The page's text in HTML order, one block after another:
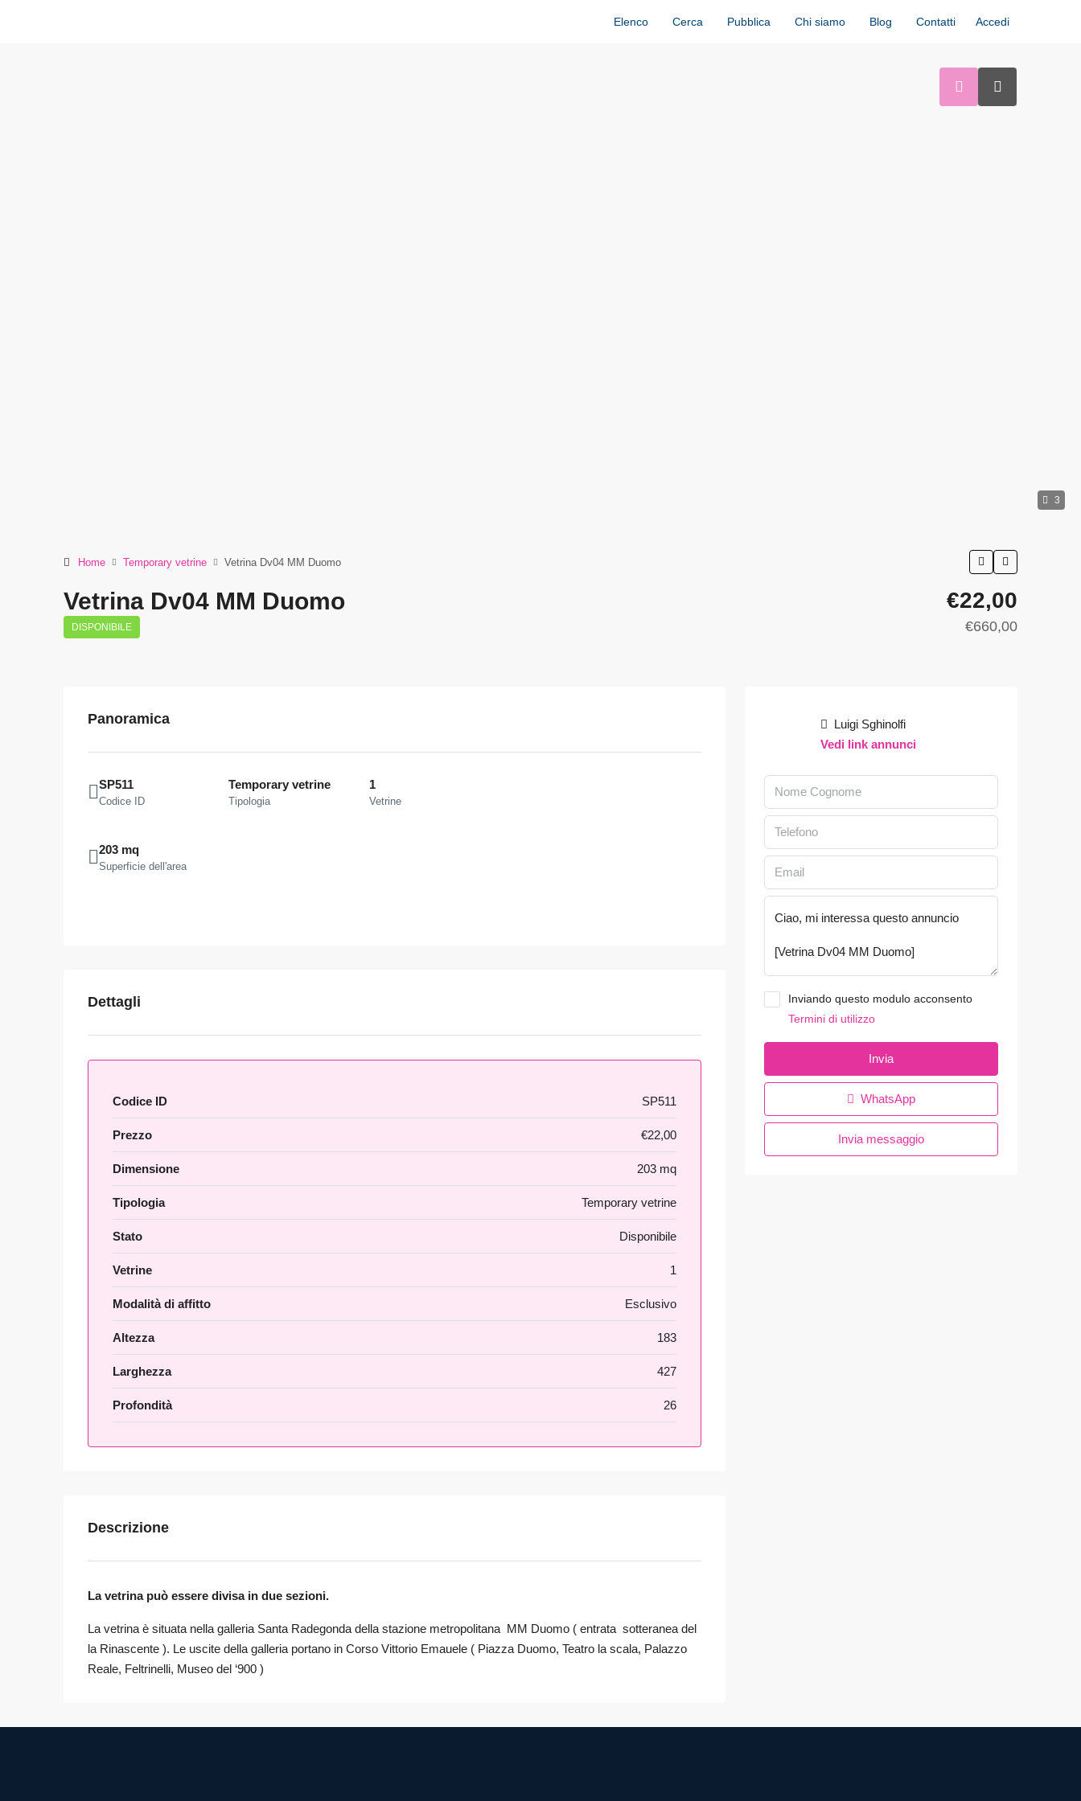
Elenco Cerca Pubblica Chi siamo Blog Contatti Accedi
3
Home Temporary vetrine Vetrina Dv04 MM Duomo
Vetrina Dv04 MM Duomo
DISPONIBILE
€22,00
€660,00
Panoramica
SP511
Codice ID
Temporary vetrine
Tipologia
1
Vetrine
203 mq
Superficie dell'area
Dettagli
Codice ID SP511
Prezzo €22,00
Dimensione 203 mq
Tipologia Temporary vetrine
Stato Disponibile
Vetrine 1
Modalità di affitto Esclusivo
Altezza 183
Larghezza 427
Profondità 26
Descrizione
La vetrina può essere divisa in due sezioni.
La vetrina è situata nella galleria Santa Radegonda della stazione metropolitana MM Duomo ( entrata sotteranea del
la Rinascente ). Le uscite della galleria portano in Corso Vittorio Emauele ( Piazza Duomo, Teatro la scala, Palazzo
Reale, Feltrinelli, Museo del ‘900 )
Luigi Sghinolfi
Vedi link annunci
Inviando questo modulo acconsento
Termini di utilizzo
Invia
WhatsApp
Invia messaggio